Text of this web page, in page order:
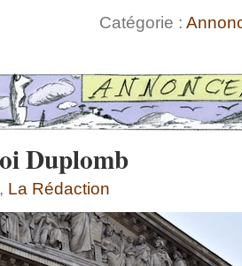
Catégorie :
Duplomb
La Rédaction